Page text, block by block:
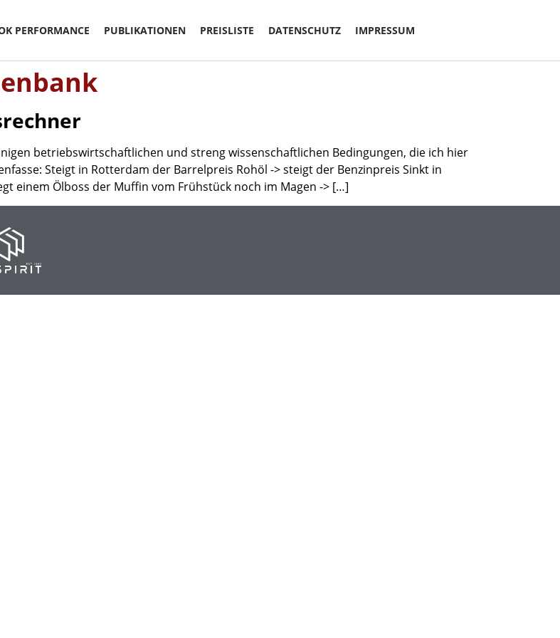
PERFORMANCE PUBLIKATIONEN PREISLISTE DATENSCHUTZ IMPRESSUM
betriebswirtschaftlichen und streng wissenschaftlichen Bedingungen, die ich hier
Steigt in Rotterdam der Barrelpreis Rohöl -> steigt der Benzinpreis Sinkt in
einem Ölboss der Muffin vom Frühstück noch im Magen -> […]